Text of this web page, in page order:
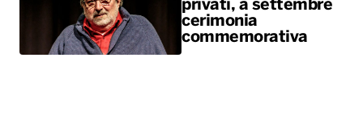
privati, a settembre
cerimonia
commemorativa